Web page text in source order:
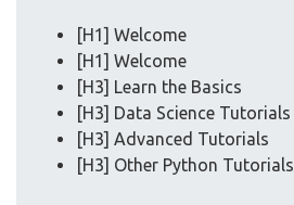
[H1] Welcome
[H1] Welcome
[H3] Learn the Basics
[H3] Data Science Tutorials
[H3] Advanced Tutorials
[H3] Other Python Tutorials